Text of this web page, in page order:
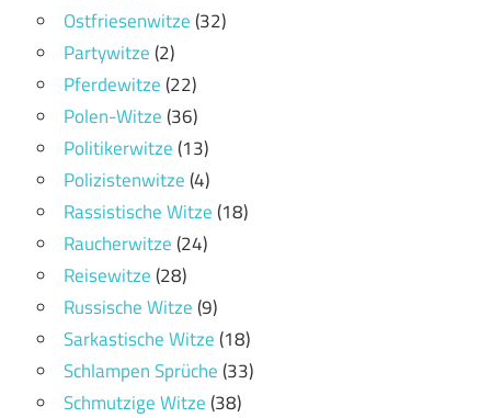
Ostfriesenwitze(32)
Partywitze(2)
Pferdewitze(22)
Polen-Witze(36)
Politikerwitze(13)
Polizistenwitze(4)
Rassistische Witze(18)
Raucherwitze(24)
Reisewitze(28)
Russische Witze(9)
Sarkastische Witze(18)
Schlampen Sprüche(33)
Schmutzige Witze(38)